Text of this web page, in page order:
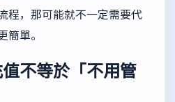
程，那可能就不一定需要代
簡單。
不等於「不用管